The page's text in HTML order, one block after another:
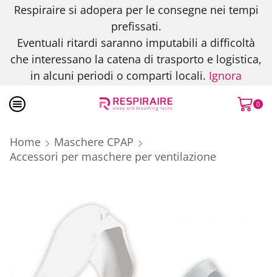
Respiraire si adopera per le consegne nei tempi
prefissati.
Eventuali ritardi saranno imputabili a difficoltà
che interessano la catena di trasporto e logistica,
in alcuni periodi o comparti locali. Ignora
0
Home
Maschere CPAP
Accessori per maschere per ventilazione